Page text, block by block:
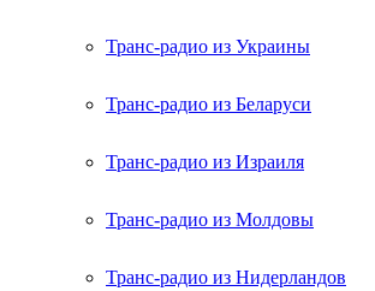
Транс-радио из Украины
Транс-радио из Беларуси
Транс-радио из Израиля
Транс-радио из Молдовы
Транс-радио из Нидерландов